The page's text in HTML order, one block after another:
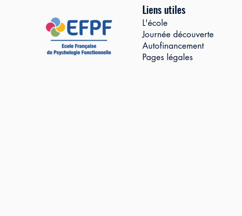
Liens utiles
L'école
Journée découverte
Autofinancement
Pages légales